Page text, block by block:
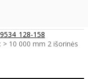
158
> 10 000 mm 2 išorinės